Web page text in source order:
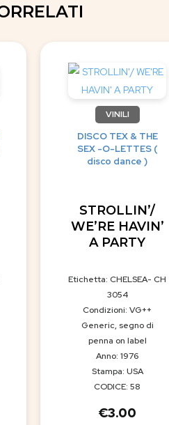
VINILI
DISCO TEX & THE
SEX -O-LETTES (
disco dance )
STROLLIN’/
WE’RE HAVIN’
A PARTY
Etichetta: CHELSEA- CH
3054
Condizioni: VG++
Generic, segno di
penna on label
Anno: 1976
Stampa: USA
CODICE: 58
€3.00